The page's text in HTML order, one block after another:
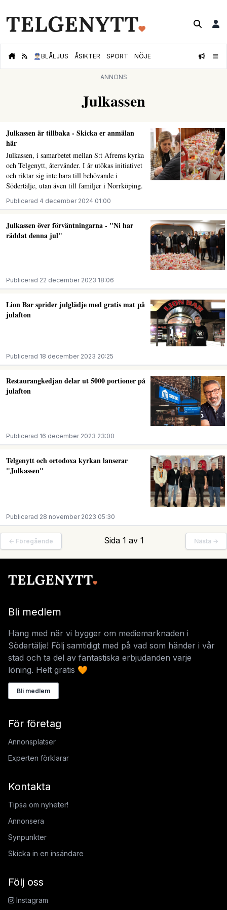
👮🏻‍♂️BLÅLJUS ÅSIKTER SPORT NÖJE
ANNONS
Julkassen
Julkassen är tillbaka - Skicka er anmälan
här
Julkassen, i samarbetet mellan S:t Afrems kyrka
och Telgenytt, återvänder. I år utökas initiativet
och riktar sig inte bara till behövande i
Södertälje, utan även till familjer i Norrköping.
Publicerad 4 december 2024 01:00
Julkassen över förväntningarna - "Ni har
räddat denna jul"
Publicerad 22 december 2023 18:06
Lion Bar sprider julglädje med gratis mat på
julafton
Publicerad 18 december 2023 20:25
Restaurangkedjan delar ut 5000 portioner på
julafton
Publicerad 16 december 2023 23:00
Telgenytt och ortodoxa kyrkan lanserar
"Julkassen"
Publicerad 28 november 2023 05:30
← Föregående Sida 1 av 1 Nästa →
Bli medlem
Häng med när vi bygger om mediemarknaden i
Södertälje! Följ samtidigt med på vad som händer i vår
stad och ta del av fantastiska erbjudanden varje
löning. Helt gratis 🧡
Bli medlem
För företag
Annonsplatser
Experten förklarar
Kontakta
Tipsa om nyheter!
Annonsera
Synpunkter
Skicka in en insändare
Följ oss
Instagram